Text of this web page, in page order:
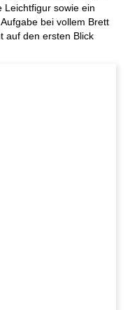
Leichtfigur sowie ein
bei vollem Brett
auf den ersten Blick